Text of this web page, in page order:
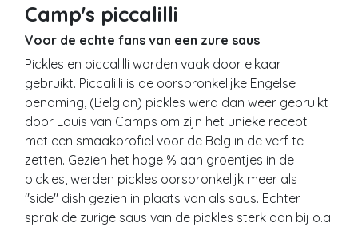
Camp's piccalilli
Voor de echte fans van een zure saus.
Pickles en piccalilli worden vaak door elkaar
gebruikt. Piccalilli is de oorspronkelijke Engelse
benaming, (Belgian) pickles werd dan weer gebruikt
door Louis van Camps om zijn het unieke recept
met een smaakprofiel voor de Belg in de verf te
zetten. Gezien het hoge % aan groentjes in de
pickles, werden pickles oorspronkelijk meer als
"side" dish gezien in plaats van als saus. Echter
sprak de zurige saus van de pickles sterk aan bij o.a.